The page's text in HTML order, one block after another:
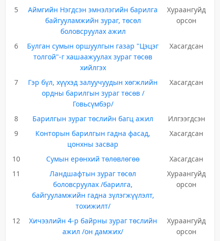
5
Аймгийн Нэгдсэн эмнэлэгийн барилга
байгууламжийн зураг, төсөл
боловсруулах ажил
Хураангуйд
орсон
6
Булган сумын оршуулгын газар "Цэцэг
толгой"-г хашаажуулах зураг төсөв
хийлгэх
Хасагдсан
7
Гэр бүл, хүүхэд залуучуудын хөгжлийн
ордны барилгын зураг төсөв /
Говьсүмбэр/
Хасагдсан
8 Барилгын зураг төслийн багц ажил
Илгээгдсэн
9
Конторын барилгын гадна фасад,
цонхны засвар
Хасагдсан
10 Сумын ерөнхий төлөвлөгөө
Хасагдсан
11
Ландшафтын зураг төсөл
боловсруулах /барилга,
байгууламжийн гадна зүлэгжүүлэлт,
тохижилт/
Хураангуйд
орсон
12
Хичээлийн 4-р байрны зураг төслийн
ажил /он дамжих/
Хураангуйд
орсон